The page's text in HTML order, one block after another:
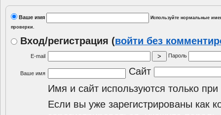
Ваше имя
Используйте нормальные
проверки.
Вход/регистрация (войти без
E-mail Пароль
Ваше имя
Сайт
Имя и сайт используются только при
Если вы уже зарегистрированы как